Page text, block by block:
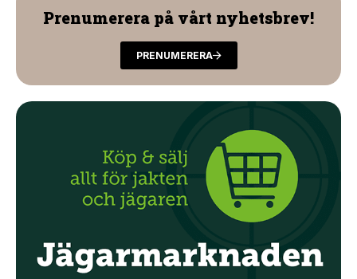
Prenumerera på vårt nyhetsbrev!
PRENUMERERA